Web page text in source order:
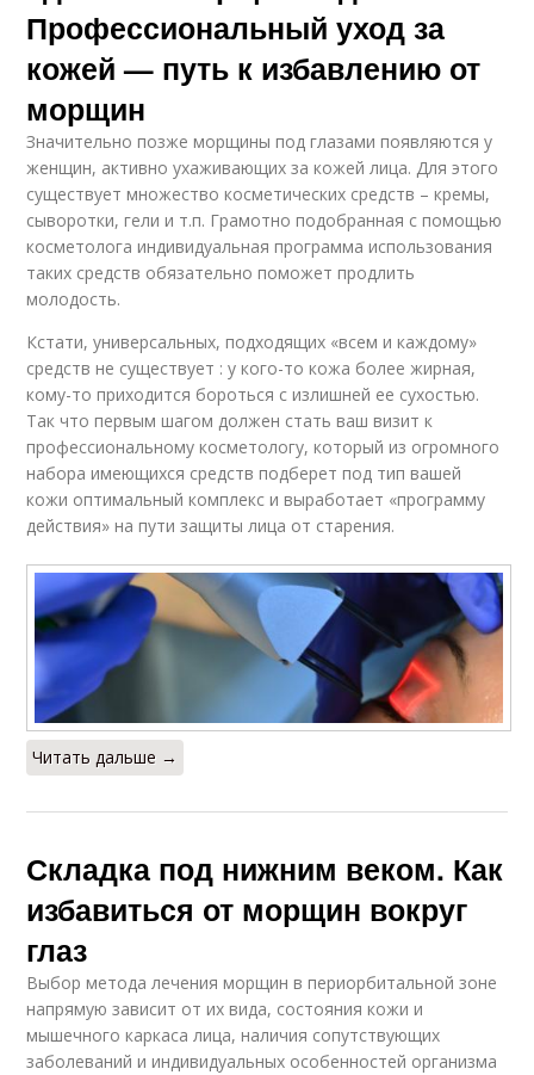
Профессиональный уход за
кожей — путь к избавлению от
морщин
Значительно позже морщины под глазами появляются у
женщин, активно ухаживающих за кожей лица. Для этого
существует множество косметических средств – кремы,
сыворотки, гели и т.п. Грамотно подобранная с помощью
косметолога индивидуальная программа использования
таких средств обязательно поможет продлить
молодость.
Кстати, универсальных, подходящих «всем и каждому»
средств не существует : у кого-то кожа более жирная,
кому-то приходится бороться с излишней ее сухостью.
Так что первым шагом должен стать ваш визит к
профессиональному косметологу, который из огромного
набора имеющихся средств подберет под тип вашей
кожи оптимальный комплекс и выработает «программу
действия» на пути защиты лица от старения.
Читать дальше →
Складка под нижним веком. Как
избавиться от морщин вокруг
глаз
Выбор метода лечения морщин в периорбитальной зоне
напрямую зависит от их вида, состояния кожи и
мышечного каркаса лица, наличия сопутствующих
заболеваний и индивидуальных особенностей организма